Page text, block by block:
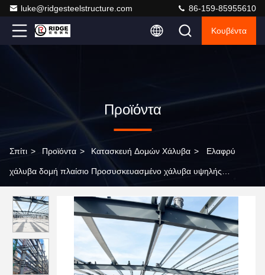
luke@ridgesteelstructure.com 86-159-85955610
Κουβέντα
Προϊόντα
Σπίτι > Προϊόντα > Κατασκευή Δομών Χάλυβα > Ελαφρύ
χάλυβα δομή πλαίσιο Προσυσκευασμένο χάλυβα υψηλής